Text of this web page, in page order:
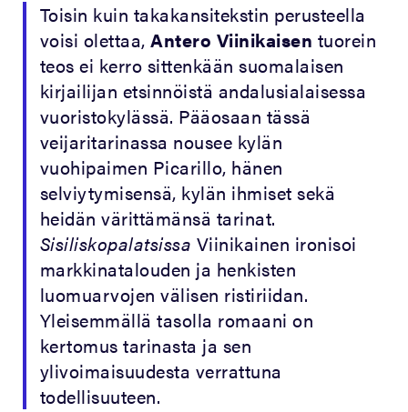
Toisin kuin takakansitekstin perusteella
voisi olettaa,Antero Viinikaisen tuorein
teos ei kerro sittenkään suomalaisen
kirjailijan etsinnöistä andalusialaisessa
vuoristokylässä. Pääosaan tässä
veijaritarinassa nousee kylän
vuohipaimen Picarillo, hänen
selviytymisensä, kylän ihmiset sekä
heidän värittämänsä tarinat.
Sisiliskopalatsissa Viinikainen ironisoi
markkinatalouden ja henkisten
luomuarvojen välisen ristiriidan.
Yleisemmällä tasolla romaani on
kertomus tarinasta ja sen
ylivoimaisuudesta verrattuna
todellisuuteen.